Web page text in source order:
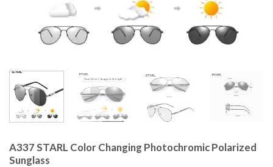
A337 STARL Color Changing Photochromic Polarized
Sunglass